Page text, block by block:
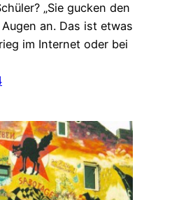
„Sie gucken den
an. Das ist etwas
im Internet oder bei